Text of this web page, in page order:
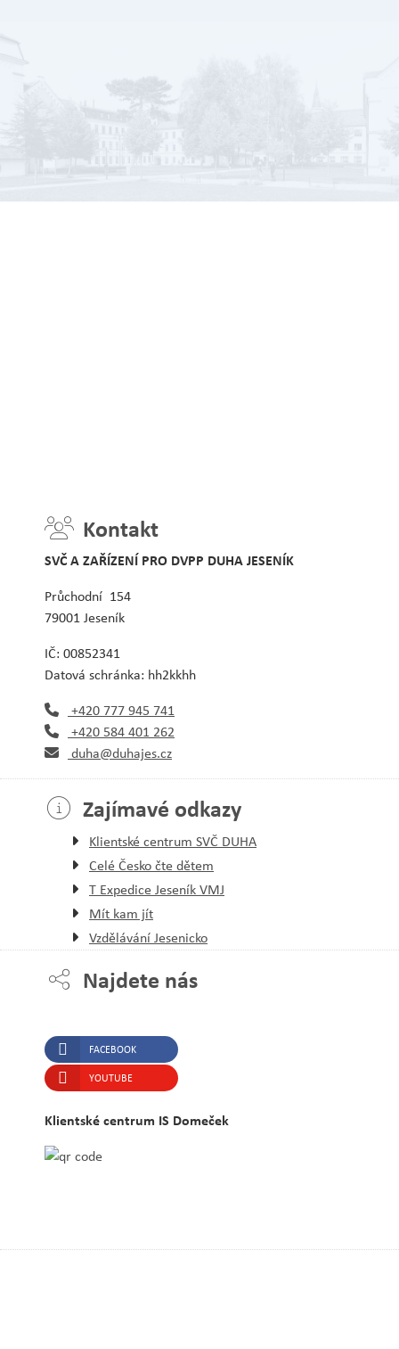
Kontakt
SVČ A ZAŘÍZENÍ PRO DVPP DUHA JESENÍK
Průchodní 154
79001 Jeseník
IČ: 00852341
Datová schránka: hh2kkhh
+420 777 945 741
+420 584 401 262
duha@duhajes.cz
Zajímavé odkazy
Klientské centrum SVČ DUHA
Celé Česko čte dětem
T Expedice Jeseník VMJ
Mít kam jít
Vzdělávání Jesenicko
Najdete nás
FACEBOOK
YOUTUBE
Klientské centrum IS Domeček